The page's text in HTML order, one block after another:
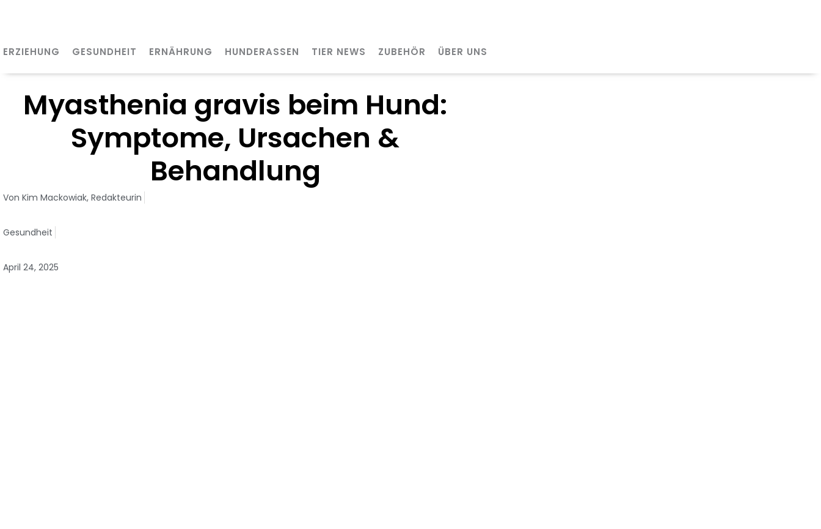
springen
ERZIEHUNG GESUNDHEIT ERNÄHRUNG HUNDERASSEN TIER NEWS ZUBEHÖR ÜBER UNS
Myasthenia gravis beim Hund:
Symptome, Ursachen &
Behandlung
Von Kim Mackowiak, Redakteurin
Gesundheit
April 24, 2025